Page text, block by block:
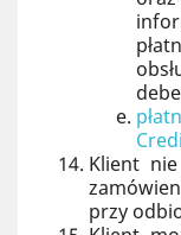
Klient
przy